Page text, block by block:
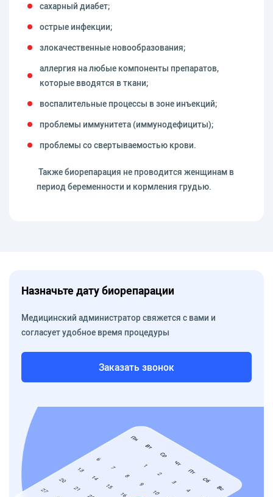
сахарный диабет;
острые инфекции;
злокачественные новообразования;
аллергия на любые компоненты препаратов,
которые вводятся в ткани;
воспалительные процессы в зоне инъекций;
проблемы иммунитета (иммунодефициты);
проблемы со свертываемостью крови.
Также биорепарация не проводится женщинам в
период беременности и кормления грудью.
Назначьте дату биорепарации
Медицинский администратор свяжется с вами и
согласует удобное время процедуры
Заказать звонок